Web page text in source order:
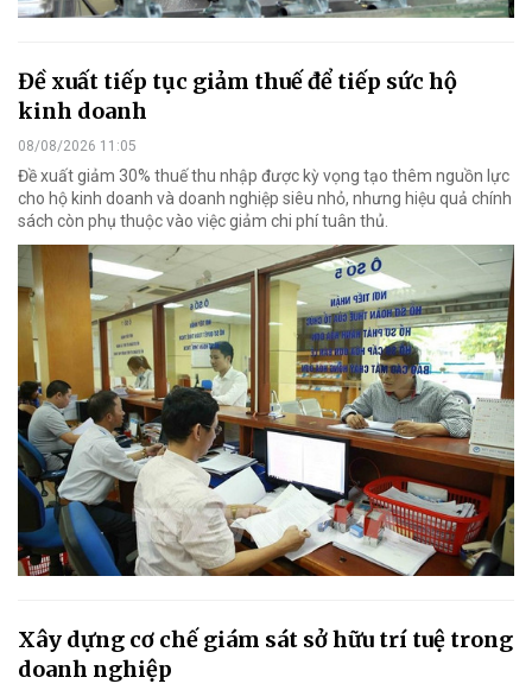
Đề xuất tiếp tục giảm thuế để tiếp sức hộ
kinh doanh
08/08/2026 11:05
Đề xuất giảm 30% thuế thu nhập được kỳ vọng tạo thêm nguồn lực
cho hộ kinh doanh và doanh nghiệp siêu nhỏ, nhưng hiệu quả chính
sách còn phụ thuộc vào việc giảm chi phí tuân thủ.
Xây dựng cơ chế giám sát sở hữu trí tuệ trong
doanh nghiệp